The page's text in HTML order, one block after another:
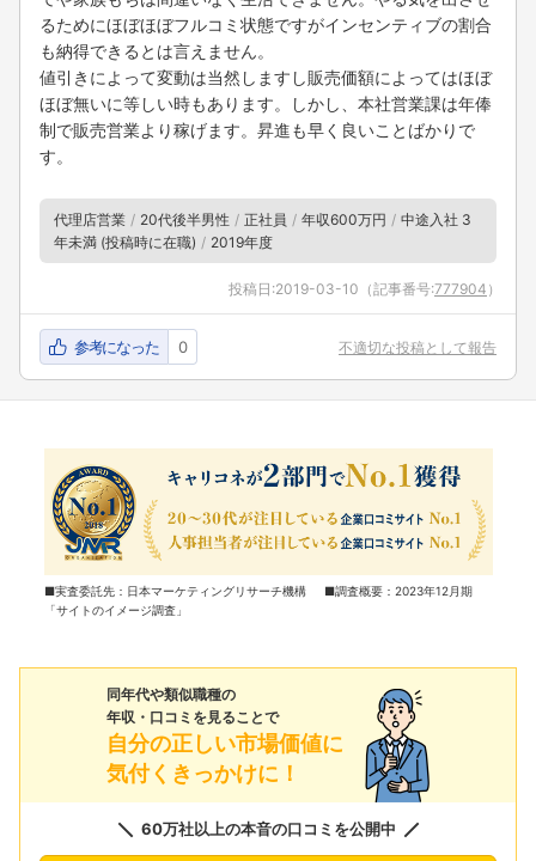
るためにほぼほぼフルコミ状態ですがインセンティブの割合
も納得できるとは言えません。
値引きによって変動は当然しますし販売価額によってはほぼ
ほぼ無いに等しい時もあります。しかし、本社営業課は年俸
制で販売営業より稼げます。昇進も早く良いことばかりで
す。
代理店営業 20代後半男性 正社員 年収600万円
中途入社 3
年未満 (投稿時に在職)
2019年度
投稿日:2019-03-10 （記事番号:777904 ）
参考になった 0 不適切な投稿として報告
■実査委託先：日本マーケティングリサーチ機構 ■調査概要：2023年12月期
「サイトのイメージ調査」
同年代や類似職種の
年収・口コミを見ることで
自分の正しい市場価値に
気付くきっかけに！
60万社以上の本音の口コミを公開中